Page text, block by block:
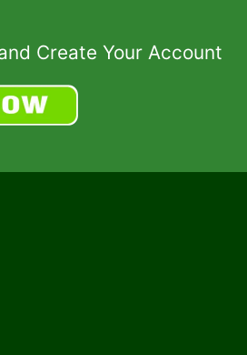
Create Your Account